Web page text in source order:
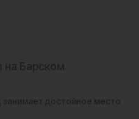
на Барском
достойное место